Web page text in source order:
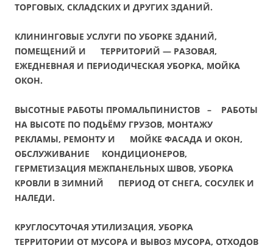
ТОРГОВЫХ, СКЛАДСКИХ И ДРУГИХ ЗДАНИЙ.
КЛИНИНГОВЫЕ УСЛУГИ ПО УБОРКЕ ЗДАНИЙ,
ПОМЕЩЕНИЙ И ТЕРРИТОРИЙ — РАЗОВАЯ,
ЕЖЕДНЕВНАЯ И ПЕРИОДИЧЕСКАЯ УБОРКА, МОЙКА
ОКОН.
ВЫСОТНЫЕ РАБОТЫ ПРОМАЛЬПИНИСТОВ – РАБОТЫ
НА ВЫСОТЕ ПО ПОДЬЁМУ ГРУЗОВ, МОНТАЖУ
РЕКЛАМЫ, РЕМОНТУ И МОЙКЕ ФАСАДА И ОКОН,
ОБСЛУЖИВАНИЕ КОНДИЦИОНЕРОВ,
ГЕРМЕТИЗАЦИЯ МЕЖПАНЕЛЬНЫХ ШВОВ, УБОРКА
КРОВЛИ В ЗИМНИЙ ПЕРИОД ОТ СНЕГА, СОСУЛЕК И
НАЛЕДИ.
КРУГЛОСУТОЧАЯ УТИЛИЗАЦИЯ, УБОРКА
ТЕРРИТОРИИ ОТ МУСОРА И ВЫВОЗ МУСОРА, ОТХОДОВ